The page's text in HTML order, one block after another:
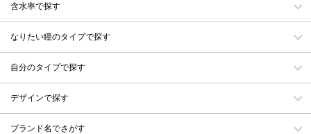
含水率で探す
なりたい瞳のタイプで探す
自分のタイプで探す
デザインで探す
ブランド名でさがす